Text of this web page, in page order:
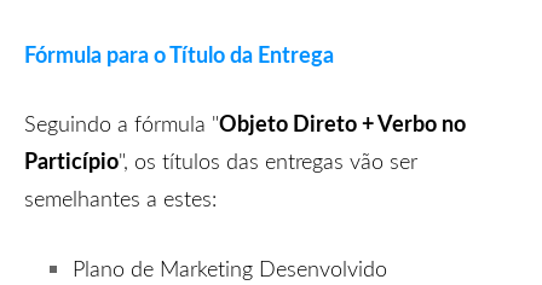
Fórmula para o Título da Entrega
Seguindo a fórmula "Objeto Direto + Verbo no
Particípio", os títulos das entregas vão ser
semelhantes a estes:
Plano de Marketing Desenvolvido